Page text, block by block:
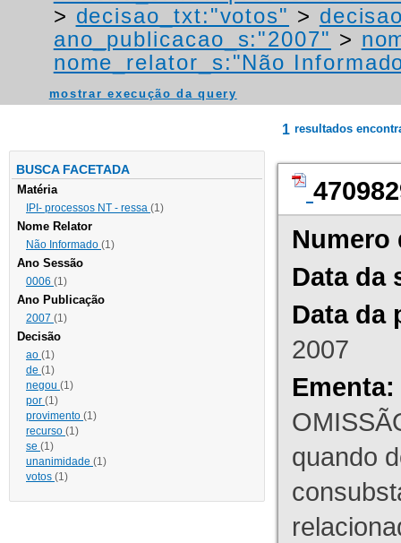
> decisao_txt:"votos" >
ano_publicacao_s:"2007" >
nome_relator_s:"Não
mostrar execução da query
BUSCA FACETADA
Matéria
IPI- processos NT - ressa (1)
Nome Relator
Não Informado (1)
Ano Sessão
0006 (1)
Ano Publicação
2007 (1)
Decisão
ao (1)
de (1)
negou (1)
por (1)
provimento (1)
recurso (1)
se (1)
unanimidade (1)
votos (1)
1 resultados
Numero
Data da
Data da
2007
Ementa:
quando